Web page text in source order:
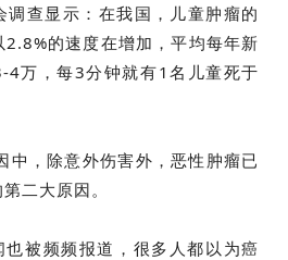
调查显示：在我国，儿童肿瘤的
的速度在增加，平均每年新
4万，每3分钟就有1名儿童死于
中，除意外伤害外，恶性肿瘤已
二大原因。
也被频频报道，很多人都以为癌